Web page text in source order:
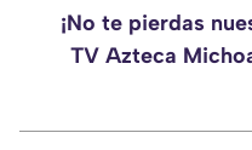
¡No te pierdas
TV Azteca